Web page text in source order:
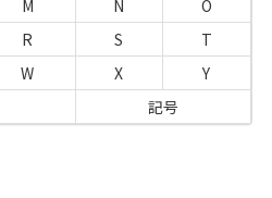
M N
O
R S
T
W X
Y
記号